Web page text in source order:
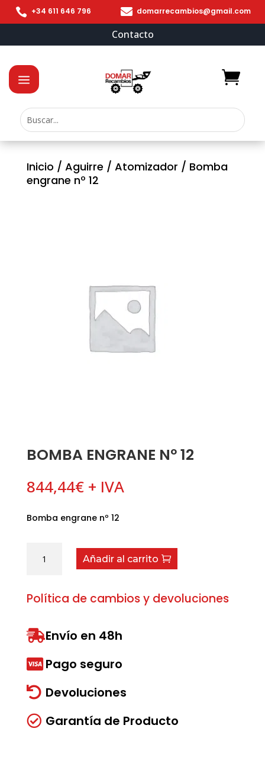
 +34 611 646 796  domarrecambios@gmail.com
Contacto
Inicio / Aguirre / Atomizador / Bomba
engrane nº 12
BOMBA ENGRANE Nº 12
844,44€ + IVA
Bomba engrane nº 12
engrane
cantidad
Añadir al carrito
Política de cambios y devoluciones
Envío en 48h
 Pago seguro
 Devoluciones
 Garantía de Producto